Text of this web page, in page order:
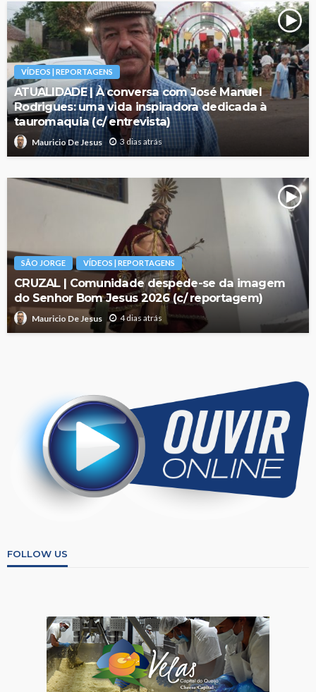
VÍDEOS | REPORTAGENS
ATUALIDADE | À conversa com José Manuel
Rodrigues: uma vida inspiradora dedicada à
tauromaquia (c/ entrevista)
Mauricio De Jesus 3 dias atrás
SÃO JORGE VÍDEOS | REPORTAGENS
CRUZAL | Comunidade despede-se da imagem
do Senhor Bom Jesus 2026 (c/ reportagem)
Mauricio De Jesus 4 dias atrás
FOLLOW US